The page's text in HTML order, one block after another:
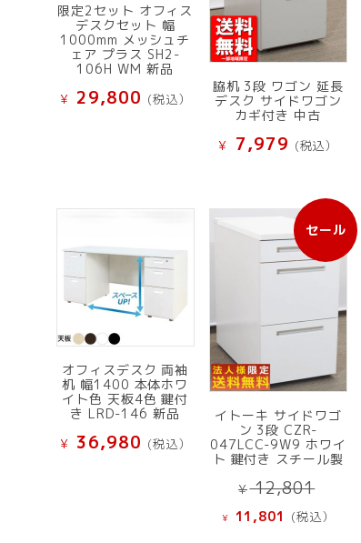
限定2セット オフィス
デスクセット 幅
1000mm メッシュチ
ェア プラス SH2-
106H WM 新品
¥ 29,800 (税込）
脇机 3段 ワゴン 延長
デスク サイドワゴン
カギ付き 中古
¥ 7,979 (税込）
オフィスデスク 両袖
机 幅1400 本体ホワ
イト色 天板4色 鍵付
き LRD-146 新品
¥ 36,980 (税込）
セール
販
売
中
品
イトーキ サイドワゴ
ン 3段 CZR-
047LCC-9W9 ホワイ
ト 鍵付き スチール製
¥12,801
の
価
¥ 11,801 現
(税込）